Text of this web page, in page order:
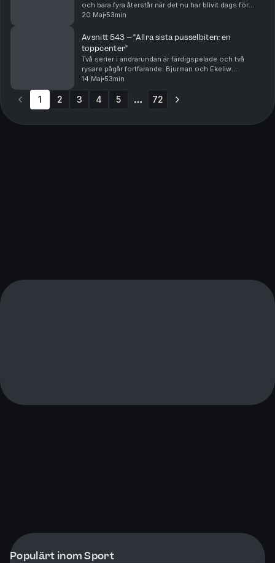
och bara fyra återstår när det nu har blivit dags för
konferensfinaler. Bjurman och Ekeliw analyserar
20 Maj 53min
Avsnitt 543 – ”Allra sista pusselbiten: en
toppcenter”
Två serier i andrarundan är färdigspelade och två
rysare pågår fortfarande. Bjurman och Ekeliw
analyserar varför Colorado och Carolina är så
överlägsna hittills i slutspelet – och vad utslagna
Minneso...
14 Maj 53min
1 2 3 4 5 72
Populärt inom Sport